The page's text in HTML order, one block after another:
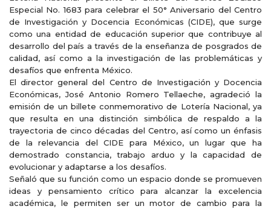
Especial No. 1683 para celebrar el 50° Aniversario del Centro
de Investigación y Docencia Económicas (CIDE), que surge
como una entidad de educación superior que contribuye al
desarrollo del país a través de la enseñanza de posgrados de
calidad, así como a la investigación de las problemáticas y
desafíos que enfrenta México.
El director general del Centro de Investigación y Docencia
Económicas, José Antonio Romero Tellaeche, agradeció la
emisión de un billete conmemorativo de Lotería Nacional, ya
que resulta en una distinción simbólica de respaldo a la
trayectoria de cinco décadas del Centro, así como un énfasis
de la relevancia del CIDE para México, un lugar que ha
demostrado constancia, trabajo arduo y la capacidad de
evolucionar y adaptarse a los desafíos.
Señaló que su función como un espacio donde se promueven
ideas y pensamiento crítico para alcanzar la excelencia
académica, le permiten ser un motor de cambio para la